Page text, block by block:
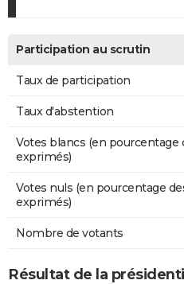
Participation au scrutin
Taux de participation
Taux d'abstention
Votes blancs (en pourcentage
exprimés)
Votes nuls (en pourcentage
exprimés)
Nombre de votants
Résultat de la